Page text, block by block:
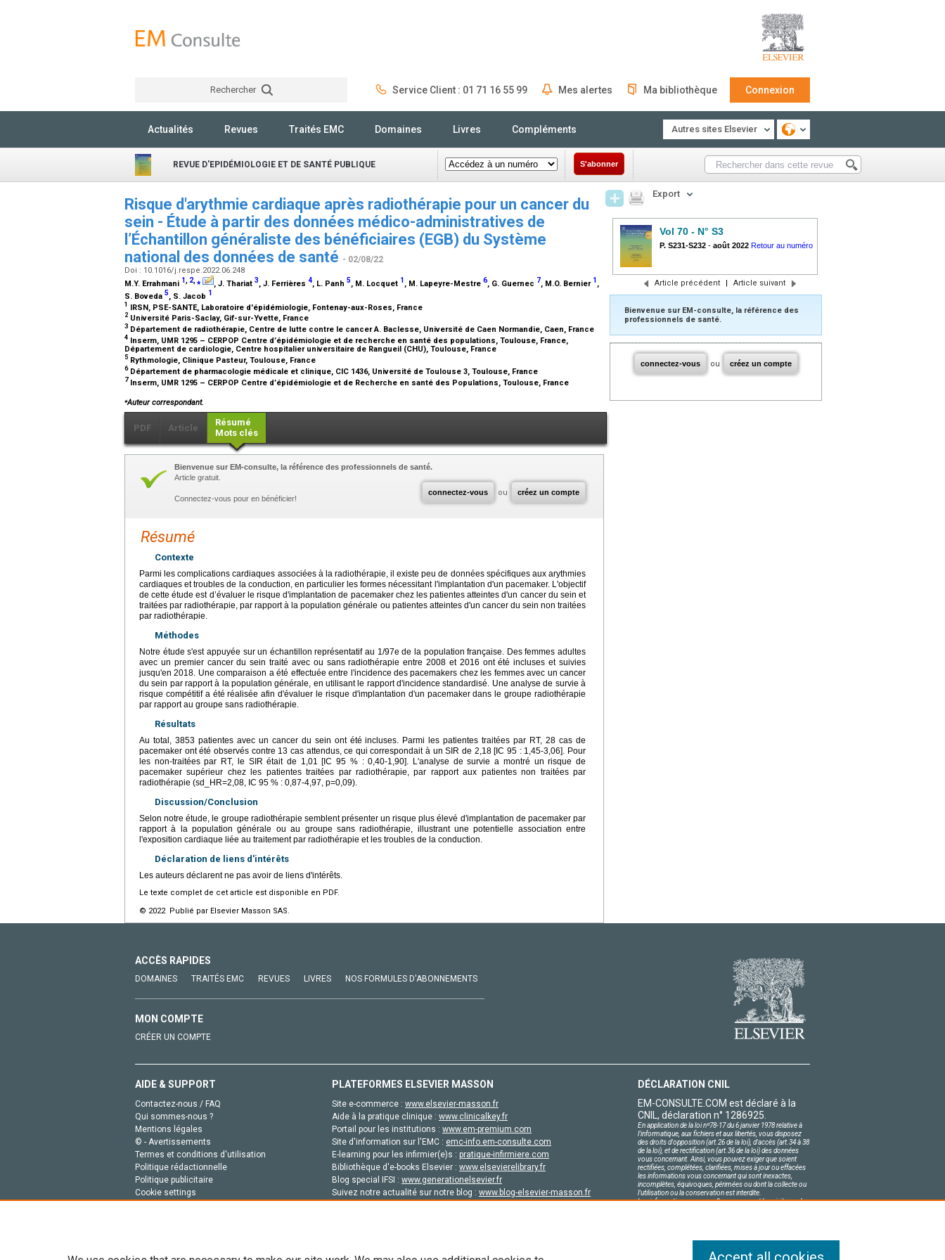
Rechercher Service Client : 01 71 16 55 99 Mes alertes Ma bibliothèque Connexion
Actualités Revues Traités EMC Domaines Livres Compléments Autres sites Elsevier
REVUE D'EPIDÉMIOLOGIE ET DE SANTÉ PUBLIQUE S'abonner
Risque d'arythmie cardiaque après radiothérapie pour un cancer du
sein - Étude à partir des données médico-administratives de
l’Échantillon généraliste des bénéficiaires (EGB) du Système
national des données de santé - 02/08/22
Doi : 10.1016/j.respe.2022.06.248
M.Y. Errahmani 1, 2,⁎ , J. Thariat 3, J. Ferrières 4, L. Panh 5, M. Locquet 1 , M. Lapeyre-Mestre 6, G. Guernec 7, M.O. Bernier 1 ,
S. Boveda 5, S. Jacob 1
1 IRSN, PSE-SANTE, Laboratoire d'épidémiologie, Fontenay-aux-Roses, France
2 Université Paris-Saclay, Gif-sur-Yvette, France
3 Département de radiothérapie, Centre de lutte contre le cancer A. Baclesse, Université de Caen Normandie, Caen, France
4 Inserm, UMR 1295 – CERPOP Centre d’épidémiologie et de recherche en santé des populations, Toulouse, France,
Département de cardiologie, Centre hospitalier universitaire de Rangueil (CHU), Toulouse, France
5 Rythmologie, Clinique Pasteur, Toulouse, France
6Département de pharmacologie médicale et clinique, CIC 1436, Université de Toulouse 3, Toulouse, France
7 Inserm, UMR 1295 – CERPOP Centre d’épidémiologie et de Recherche en santé des Populations, Toulouse, France
⁎Auteur correspondant.
PDF Article
Résumé
Mots clés
connectez-vous ou créez un compte
Bienvenue sur EM-consulte, la référence des professionnels de santé.
Article gratuit.
Connectez-vous pour en bénéficier!
Résumé
Contexte
Parmi les complications cardiaques associées à la radiothérapie, il existe peu de données spécifiques aux arythmies
cardiaques et troubles de la conduction, en particulier les formes nécessitant l'implantation d'un pacemaker. L'objectif
de cette étude est d’évaluer le risque d'implantation de pacemaker chez les patientes atteintes d'un cancer du sein et
traitées par radiothérapie, par rapport à la population générale ou patientes atteintes d'un cancer du sein non traitées
par radiothérapie.
Méthodes
Notre étude s'est appuyée sur un échantillon représentatif au 1/97e de la population française. Des femmes adultes
avec un premier cancer du sein traité avec ou sans radiothérapie entre 2008 et 2016 ont été incluses et suivies
jusqu'en 2018. Une comparaison a été effectuée entre l'incidence des pacemakers chez les femmes avec un cancer
du sein par rapport à la population générale, en utilisant le rapport d'incidence standardisé. Une analyse de survie à
risque compétitif a été réalisée afin d'évaluer le risque d'implantation d'un pacemaker dans le groupe radiothérapie
par rapport au groupe sans radiothérapie.
Résultats
Au total, 3853 patientes avec un cancer du sein ont été incluses. Parmi les patientes traitées par RT, 28 cas de
pacemaker ont été observés contre 13 cas attendus, ce qui correspondait à un SIR de 2,18 [IC 95 : 1,45-3,06]. Pour
les non-traitées par RT, le SIR était de 1,01 [IC 95 % : 0,40-1,90]. L'analyse de survie a montré un risque de
pacemaker supérieur chez les patientes traitées par radiothérapie, par rapport aux patientes non traitées par
radiothérapie (sd_HR=2,08, IC 95 % : 0,87-4,97, p=0,09).
Discussion/Conclusion
Selon notre étude, le groupe radiothérapie semblent présenter un risque plus élevé d'implantation de pacemaker par
rapport à la population générale ou au groupe sans radiothérapie, illustrant une potentielle association entre
l'exposition cardiaque liée au traitement par radiothérapie et les troubles de la conduction.
Déclaration de liens d'intérêts
Les auteurs déclarent ne pas avoir de liens d'intérêts.
Le texte complet de cet article est disponible en PDF.
© 2022 Publié par Elsevier Masson SAS.
Export
Vol 70 - N° S3
P. S231-S232 - août 2022 Retour au numéro
Article précédent | Article suivant
Bienvenue sur EM-consulte, la référence des
professionnels de santé.
connectez-vous ou créez un compte
ACCÈS RAPIDES
DOMAINES TRAITÉS EMC REVUES LIVRES NOS FORMULES D'ABONNEMENTS
MON COMPTE
CRÉER UN COMPTE
AIDE & SUPPORT
Contactez-nous / FAQ
Qui sommes-nous ?
Mentions légales
© - Avertissements
Termes et conditions d'utilisation
Politique rédactionnelle
Politique publicitaire
Cookie settings
PLATEFORMES ELSEVIER MASSON
Site e-commerce : www.elsevier-masson.fr
Aide à la pratique clinique : www.clinicalkey.fr
Portail pour les institutions : www.em-premium.com
Site d'information sur l'EMC : emc-info.em-consulte.com
E-learning pour les infirmier(e)s : pratique-infirmiere.com
Bibliothèque d'e-books Elsevier : www.elsevierelibrary.fr
Blog special IFSI : www.generationelsevier.fr
Suivez notre actualité sur notre blog : www.blog-elsevier-masson.fr
DÉCLARATION CNIL
EM-CONSULTE.COM est déclaré à la
CNIL, déclaration n° 1286925.
En application de la loi nº78-17 du 6 janvier 1978 relative à
l'informatique, aux fichiers et aux libertés, vous disposez
des droits d'opposition (art.26 de la loi), d'accès (art.34 à 38
de la loi), et de rectification (art.36 de la loi) des données
vous concernant. Ainsi, vous pouvez exiger que soient
rectifiées, complétées, clarifiées, mises à jour ou effacées
les informations vous concernant qui sont inexactes,
incomplètes, équivoques, périmées ou dont la collecte ou
l'utilisation ou la conservation est interdite.
Les informations personnelles concernant les visiteurs de